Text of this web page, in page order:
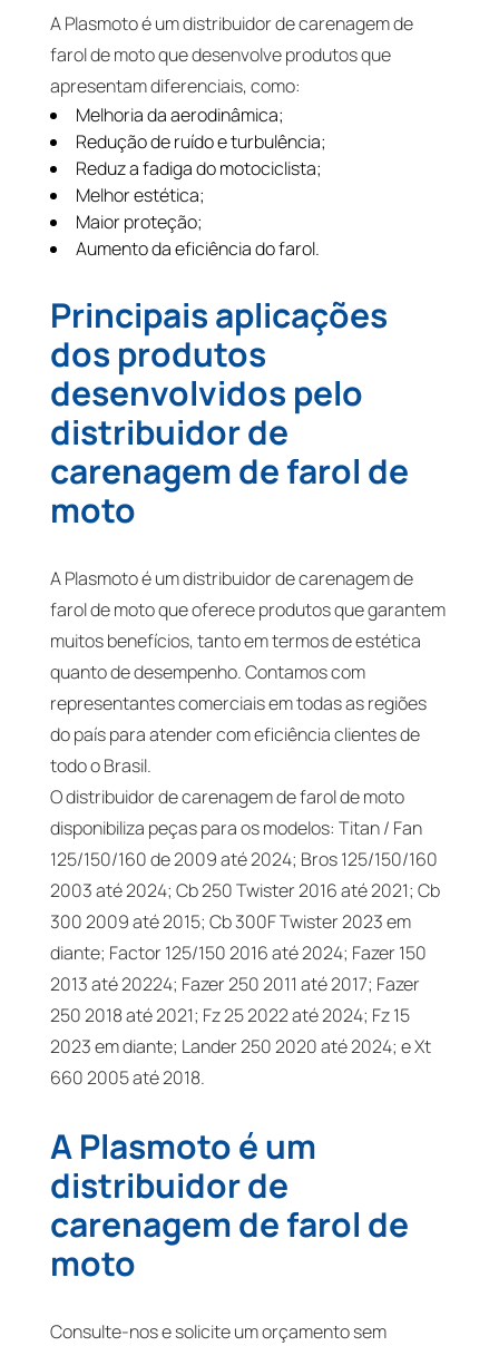
A Plasmoto é um distribuidor de carenagem de
farol de moto que desenvolve produtos que
apresentam diferenciais, como:
Melhoria da aerodinâmica;
Redução de ruído e turbulência;
Reduz a fadiga do motociclista;
Melhor estética;
Maior proteção;
Aumento da eficiência do farol.
Principais aplicações
dos produtos
desenvolvidos pelo
distribuidor de
carenagem de farol de
moto
A Plasmoto é um distribuidor de carenagem de
farol de moto que oferece produtos que garantem
muitos benefícios, tanto em termos de estética
quanto de desempenho. Contamos com
representantes comerciais em todas as regiões
do país para atender com eficiência clientes de
todo o Brasil.
O distribuidor de carenagem de farol de moto
disponibiliza peças para os modelos: Titan / Fan
125/150/160 de 2009 até 2024; Bros 125/150/160
2003 até 2024; Cb 250 Twister 2016 até 2021; Cb
300 2009 até 2015; Cb 300F Twister 2023 em
diante; Factor 125/150 2016 até 2024; Fazer 150
2013 até 20224; Fazer 250 2011 até 2017; Fazer
250 2018 até 2021; Fz 25 2022 até 2024; Fz 15
2023 em diante; Lander 250 2020 até 2024; e Xt
660 2005 até 2018.
A Plasmoto é um
distribuidor de
carenagem de farol de
moto
Consulte-nos e solicite um orçamento sem